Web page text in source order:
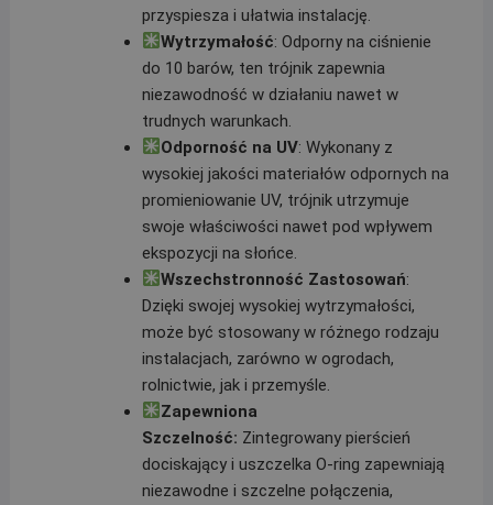
przyspiesza i ułatwia instalację.
Wytrzymałość: Odporny na ciśnienie
do 10 barów, ten trójnik zapewnia
niezawodność w działaniu nawet w
trudnych warunkach.
Odporność na UV: Wykonany z
wysokiej jakości materiałów odpornych na
promieniowanie UV, trójnik utrzymuje
swoje właściwości nawet pod wpływem
ekspozycji na słońce.
Wszechstronność Zastosowań:
Dzięki swojej wysokiej wytrzymałości,
może być stosowany w różnego rodzaju
instalacjach, zarówno w ogrodach,
rolnictwie, jak i przemyśle.
Zapewniona
Szczelność: Zintegrowany pierścień
dociskający i uszczelka O-ring zapewniają
niezawodne i szczelne połączenia,